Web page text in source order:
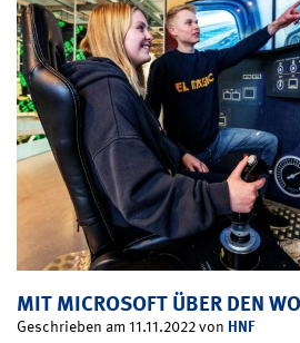
MIT MICROSOFT ÜBER DEN
Geschrieben am 11.11.2022 von HNF